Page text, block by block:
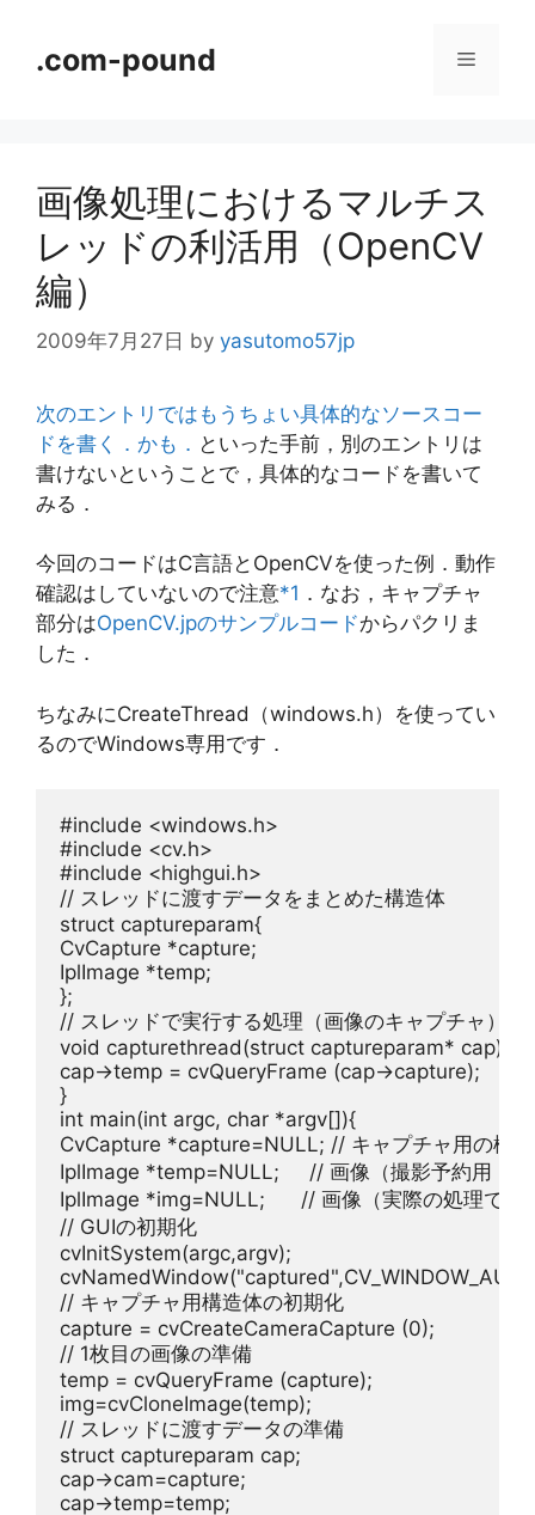
.com-pound メ
ュ
画像処理におけるマルチス
レッドの利活用（OpenCV
編）
2009年7月27日 by yasutomo57jp
次のエントリではもうちょい具体的なソースコー
ドを書く．かも． といった手前，別のエントリは
書けないということで，具体的なコードを書いて
みる．
今回のコードはC言語とOpenCVを使った例．動作
確認はしていないので注意*1 ．なお，キャプチャ
部分はOpenCV.jpのサンプルコードからパクリま
した．
ちなみにCreateThread（windows.h）を使ってい
るのでWindows専用です．
#include <windows.h>
#include <cv.h>
#include <highgui.h>
// スレッドに渡すデータをまとめた構造体
struct captureparam{
CvCapture *capture;
IplImage *temp;
// スレッドで実行する処理（画像のキャプチャ）
void capturethread(struct captureparam* cap){
cap->temp = cvQueryFrame (cap->capture);
int main(int argc, char *argv[]){
CvCapture *capture=NULL; // キャプチャ用の構
IplImage *temp=NULL; // 画像（撮影予約用「
IplImage *img=NULL; // 画像（実際の処理で使
// GUIの初期化
cvInitSystem(argc,argv);
cvNamedWindow("captured"
// キャプチャ用構造体の初期化
capture = cvCreateCameraCapture (0
// 1枚目の画像の準備
temp = cvQueryFrame (capture);
// スレッドに渡すデータの準備
struct captureparam cap;
cap->cam=capture;